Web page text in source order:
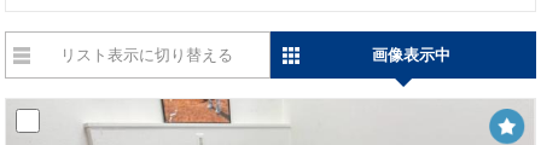
リスト表示に切り替える 画像表示中